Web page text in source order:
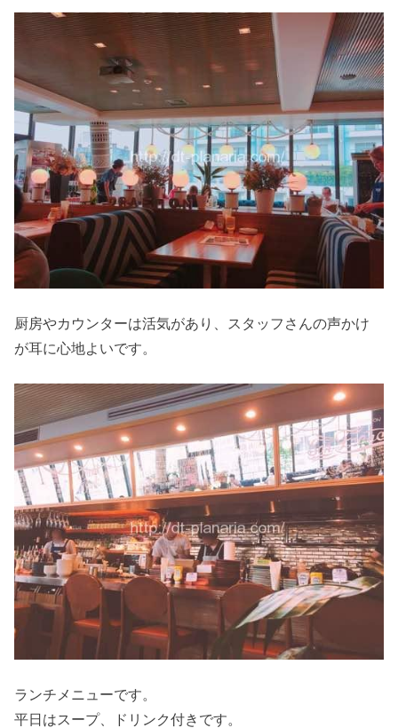
厨房やカウンターは活気があり、スタッフさんの声かけ
が耳に心地よいです。
ランチメニューです。
平日はスープ、ドリンク付きです。